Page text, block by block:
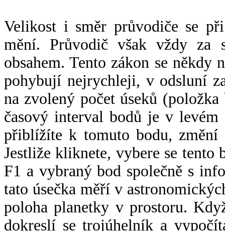
Velikost i směr průvodiče se
mění. Průvodič však vždy za
obsahem. Tento zákon se někdy
pohybují nejrychleji, v odsluní
na zvolený počet úseků
časový interval bodů je v
přiblížíte k tomuto bodu,
Jestliže kliknete, vybere se tento
F1 a vybraný bod společně s
tato úsečka měří v
poloha planetky v prostoru.
dokreslí se trojúhelník a